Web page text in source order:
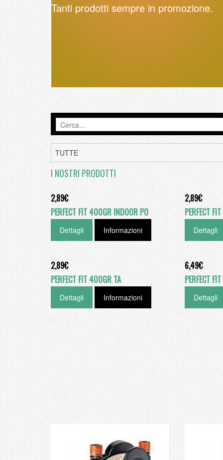
Tanti prodotti sempre in promozione.
I NOSTRI PRODOTTI
2,89€
PERFECT FIT 400GR INDOOR PO
Dettagli Informazioni
2,89€
PERFECT
Dettagli
2,89€
PERFECT FIT 400GR TA
Dettagli Informazioni
6,49€
PERFECT
Dettagli